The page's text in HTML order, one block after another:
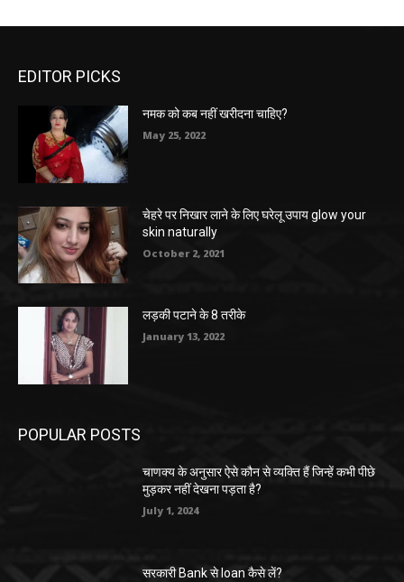
EDITOR PICKS
नमक को कब नहीं खरीदना चाहिए?
May 25, 2022
चेहरे पर निखार लाने के लिए घरेलू उपाय glow your
skin naturally
October 2, 2021
लड़की पटाने के 8 तरीके
January 13, 2022
POPULAR POSTS
चाणक्य के अनुसार ऐसे कौन से व्यक्ति हैं जिन्हें कभी पीछे
मुड़कर नहीं देखना पड़ता है?
July 1, 2024
सरकारी Bank से loan कैसे लें?